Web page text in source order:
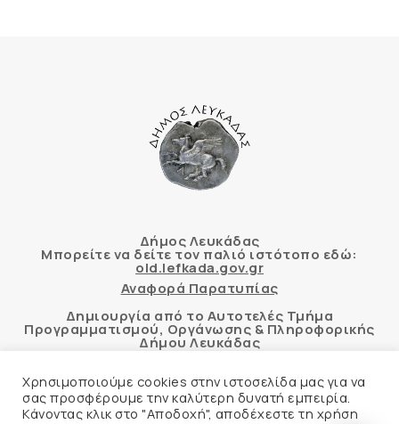
Δήμος Λευκάδας
Μπορείτε να δείτε τον παλιό ιστότοπο εδώ:
old.lefkada.gov.gr
Αναφορά Παρατυπίας
Δημιουργία από το Αυτοτελές Τμήμα
Προγραμματισμού, Οργάνωσης & Πληροφορικής
Δήμου Λευκάδας
Αυτόματος έλεγχος προσβασιμότητας
Χρησιμοποιούμε cookies στην ιστοσελίδα μας για να
σας προσφέρουμε την καλύτερη δυνατή εμπειρία.
Κάνοντας κλικ στο "Αποδοχή", αποδέχεστε τη χρήση